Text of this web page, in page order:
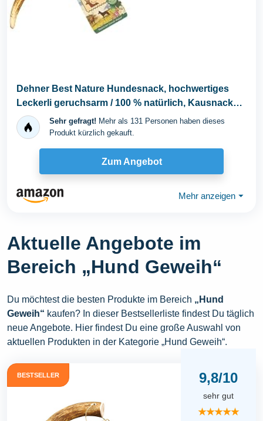
Dehner Best Nature Hundesnack, hochwertiges
Leckerli geruchsarm / 100 % natürlich, Kausnack
für...
Sehr gefragt! Mehr als 131 Personen haben dieses
Produkt kürzlich gekauft.
Zum Angebot
Mehr anzeigen ⏷
Aktuelle Angebote im
Bereich „Hund Geweih“
Du möchtest die besten Produkte im Bereich „Hund
Geweih“ kaufen? In dieser Bestsellerliste findest Du täglich
neue Angebote. Hier findest Du eine große Auswahl von
aktuellen Produkten in der Kategorie „Hund Geweih“.
BESTSELLER 9,8/10
sehr gut
★★★★★